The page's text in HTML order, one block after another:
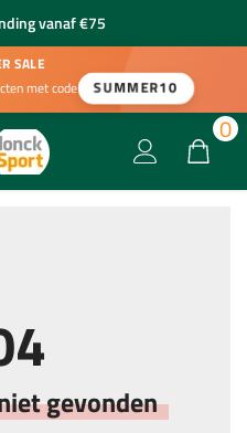
vanaf €75
SALE
met code
SUMMER10
00
gevonden